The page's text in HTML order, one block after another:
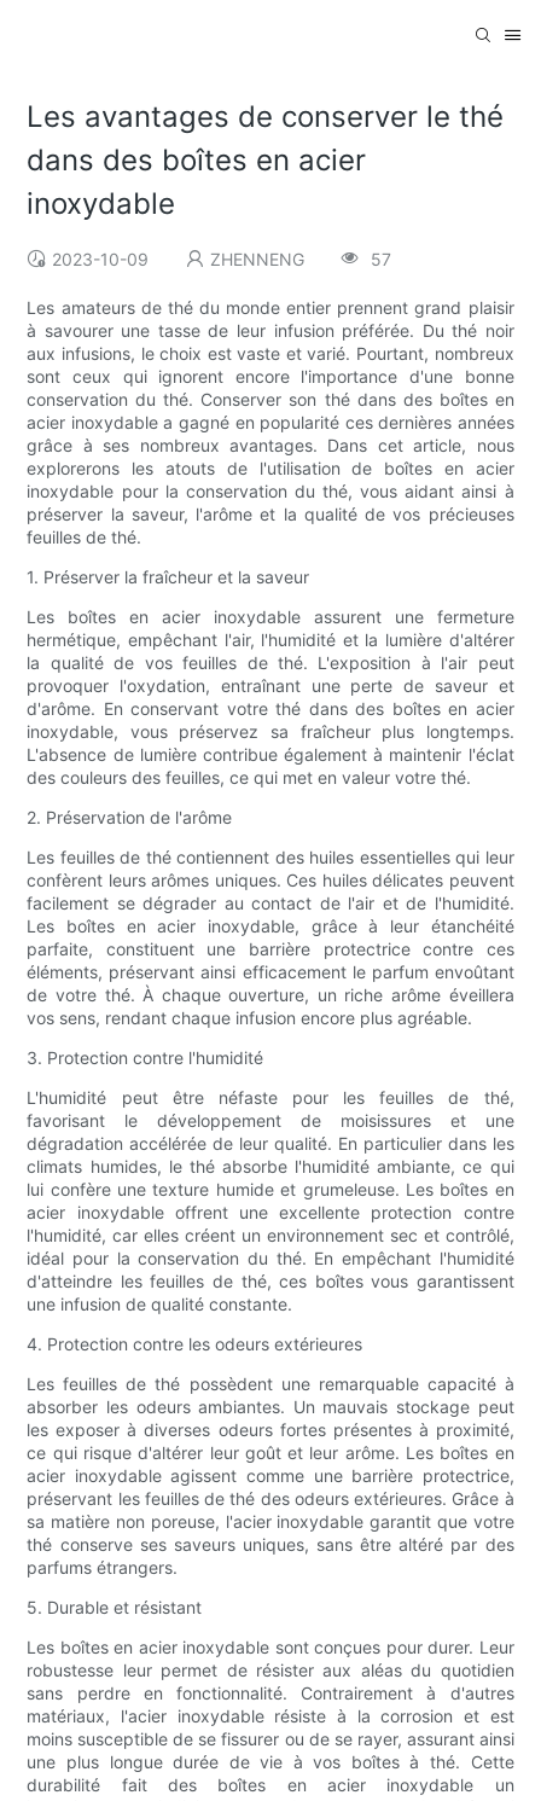
Les avantages de conserver le thé
dans des boîtes en acier
inoxydable
2023-10-09 ZHENNENG 57
Les amateurs de thé du monde entier prennent grand plaisir
à savourer une tasse de leur infusion préférée. Du thé noir
aux infusions, le choix est vaste et varié. Pourtant, nombreux
sont ceux qui ignorent encore l'importance d'une bonne
conservation du thé. Conserver son thé dans des boîtes en
acier inoxydable a gagné en popularité ces dernières années
grâce à ses nombreux avantages. Dans cet article, nous
explorerons les atouts de l'utilisation de boîtes en acier
inoxydable pour la conservation du thé, vous aidant ainsi à
préserver la saveur, l'arôme et la qualité de vos précieuses
feuilles de thé.
1. Préserver la fraîcheur et la saveur
Les boîtes en acier inoxydable assurent une fermeture
hermétique, empêchant l'air, l'humidité et la lumière d'altérer
la qualité de vos feuilles de thé. L'exposition à l'air peut
provoquer l'oxydation, entraînant une perte de saveur et
d'arôme. En conservant votre thé dans des boîtes en acier
inoxydable, vous préservez sa fraîcheur plus longtemps.
L'absence de lumière contribue également à maintenir l'éclat
des couleurs des feuilles, ce qui met en valeur votre thé.
2. Préservation de l'arôme
Les feuilles de thé contiennent des huiles essentielles qui leur
confèrent leurs arômes uniques. Ces huiles délicates peuvent
facilement se dégrader au contact de l'air et de l'humidité.
Les boîtes en acier inoxydable, grâce à leur étanchéité
parfaite, constituent une barrière protectrice contre ces
éléments, préservant ainsi efficacement le parfum envoûtant
de votre thé. À chaque ouverture, un riche arôme éveillera
vos sens, rendant chaque infusion encore plus agréable.
3. Protection contre l'humidité
L'humidité peut être néfaste pour les feuilles de thé,
favorisant le développement de moisissures et une
dégradation accélérée de leur qualité. En particulier dans les
climats humides, le thé absorbe l'humidité ambiante, ce qui
lui confère une texture humide et grumeleuse. Les boîtes en
acier inoxydable offrent une excellente protection contre
l'humidité, car elles créent un environnement sec et contrôlé,
idéal pour la conservation du thé. En empêchant l'humidité
d'atteindre les feuilles de thé, ces boîtes vous garantissent
une infusion de qualité constante.
4. Protection contre les odeurs extérieures
Les feuilles de thé possèdent une remarquable capacité à
absorber les odeurs ambiantes. Un mauvais stockage peut
les exposer à diverses odeurs fortes présentes à proximité,
ce qui risque d'altérer leur goût et leur arôme. Les boîtes en
acier inoxydable agissent comme une barrière protectrice,
préservant les feuilles de thé des odeurs extérieures. Grâce à
sa matière non poreuse, l'acier inoxydable garantit que votre
thé conserve ses saveurs uniques, sans être altéré par des
parfums étrangers.
5. Durable et résistant
Les boîtes en acier inoxydable sont conçues pour durer. Leur
robustesse leur permet de résister aux aléas du quotidien
sans perdre en fonctionnalité. Contrairement à d'autres
matériaux, l'acier inoxydable résiste à la corrosion et est
moins susceptible de se fissurer ou de se rayer, assurant ainsi
une plus longue durée de vie à vos boîtes à thé. Cette
durabilité fait des boîtes en acier inoxydable un